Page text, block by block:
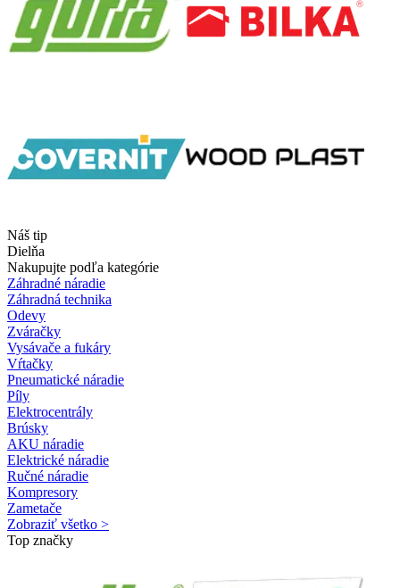
Náš tip
Dielňa
Nakupujte podľa kategórie
Záhradné náradie
Záhradná technika
Odevy
Zváračky
Vysávače a fukáry
Vŕtačky
Pneumatické náradie
Píly
Elektrocentrály
Brúsky
AKU náradie
Elektrické náradie
Ručné náradie
Kompresory
Zametače
Zobraziť všetko >
Top značky